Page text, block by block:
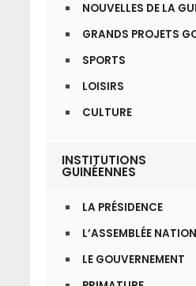
NOUVELLES DE LA
GRANDS PROJETS
SPORTS
LOISIRS
CULTURE
INSTITUTIONS
GUINÉENNES
LA PRÉSIDENCE
L’ASSEMBLÉE
LE GOUVERNEMENT